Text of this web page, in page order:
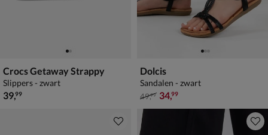
Crocs Getaway Strappy
Slippers - zwart
€ 39,99
39,99
Dolcis
Sandalen - zwart
van € 49,99 voor € 34,99
49,99 34,99